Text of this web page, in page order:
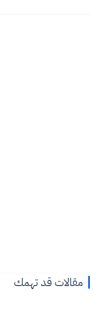
مقالات قد تهمك